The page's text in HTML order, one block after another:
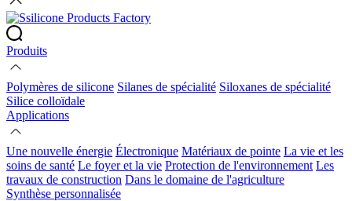
Produits
Polymères de silicone Silanes de spécialité Siloxanes de spécialité
Silice colloïdale
Applications
Une nouvelle énergie Électronique Matériaux de pointe La vie et les
soins de santé Le foyer et la vie Protection de l'environnement Les
travaux de construction Dans le domaine de l'agriculture
Synthèse personnalisée